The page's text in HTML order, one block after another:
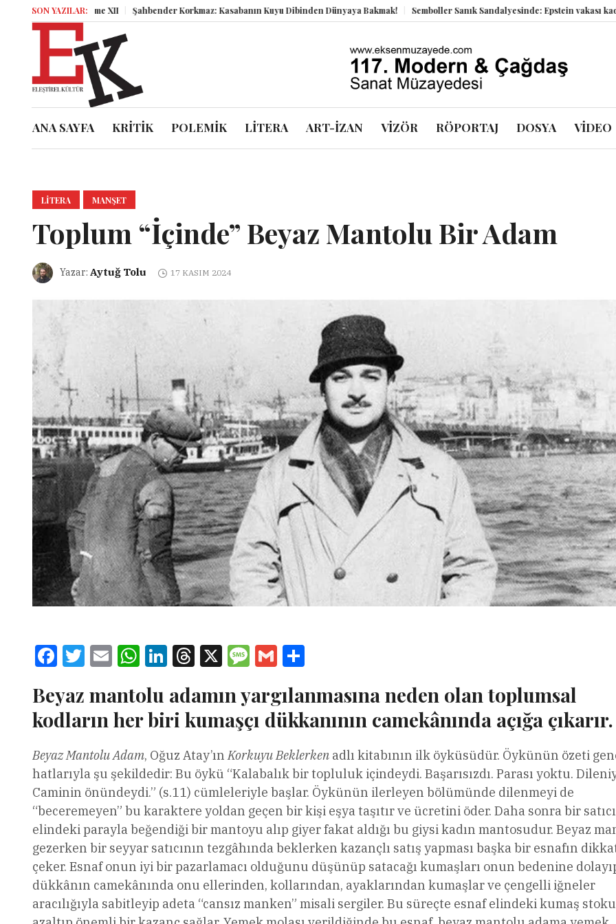
SON YAZILAR:
Miz Volume XII Şahbender Korkmaz: Kasabanın Kuyu Dibinden Dünyaya Bakmak! Semboller Sanık Sandalyesinde: Epstein vakası kadim
ANA SAYFA KRİTİK POLEMİK LİTERA ART-İZAN VİZÖR RÖPORTAJ DOSYA VİDEO
LITERA MANŞET
Toplum “İçinde” Beyaz Mantolu Bir Adam
Yazar: Aytuğ Tolu 17 KASIM 2024
FacebookTwitterEmail WhatsAppLinkedInThreads
X Message
Gmail
Beyaz mantolu adamın yargılanmasına neden olan toplumsal
kodların her biri kumaşçı dükkanının camekânında açığa çıkarır.
Beyaz Mantolu Adam, Oğuz Atay’ınKorkuyu Beklerkenadlı kitabının ilk öyküsüdür. Öykünün özeti
hatlarıyla şu şekildedir: Bu öykü “Kalabalık bir topluluk içindeydi. Başarısızdı. Parası yoktu.
Caminin önündeydi.” (s.11) cümleleriyle başlar. Öykünün ilerleyen bölümünde dilenmeyi de
“beceremeyen” bu karaktere yoldan geçen bir kişi eşya taşıtır ve ücretini öder. Daha sonra bir
elindeki parayla beğendiği bir mantoyu alıp giyer fakat aldığı bu giysi kadın mantosudur. Beyaz
gezerken bir seyyar satıcının tezgâhında beklerken kazançlı satış yapması başka bir esnafın
çeker. Esnaf onun iyi bir pazarlamacı olduğunu düşünüp satacağı kumaşları onun bedenine
dükkânın camekânında onu ellerinden, kollarından, ayaklarından kumaşlar ve çengelli iğneler
aracılığıyla sabitleyip adeta “cansız manken” misali sergiler. Bu süreçte esnaf elindeki kumaş